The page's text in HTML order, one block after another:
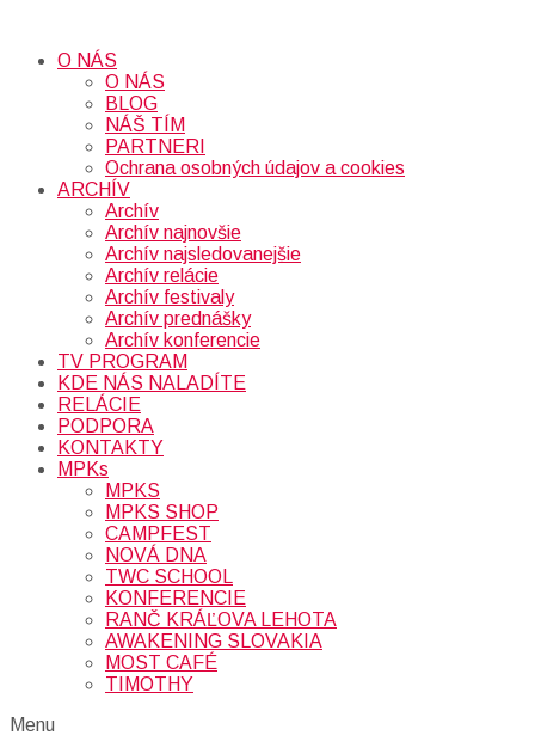
O NÁS
O NÁS
BLOG
NÁŠ TÍM
PARTNERI
Ochrana osobných údajov a cookies
ARCHÍV
Archív
Archív najnovšie
Archív najsledovanejšie
Archív relácie
Archív festivaly
Archív prednášky
Archív konferencie
TV PROGRAM
KDE NÁS NALADÍTE
RELÁCIE
PODPORA
KONTAKTY
MPKs
MPKS
MPKS SHOP
CAMPFEST
NOVÁ DNA
TWC SCHOOL
KONFERENCIE
RANČ KRÁĽOVA LEHOTA
AWAKENING SLOVAKIA
MOST CAFÉ
TIMOTHY
Menu